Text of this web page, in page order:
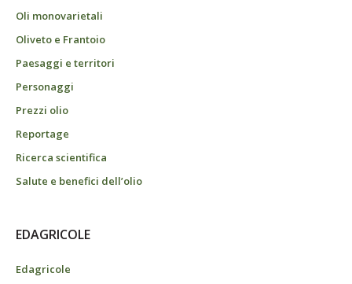
Oli monovarietali
Oliveto e Frantoio
Paesaggi e territori
Personaggi
Prezzi olio
Reportage
Ricerca scientifica
Salute e benefici dell’olio
EDAGRICOLE
Edagricole